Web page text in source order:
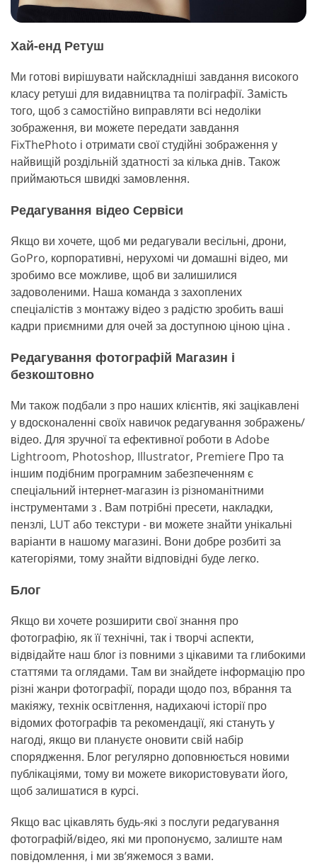
Хай-енд Ретуш
Ми готові вирішувати найскладніші завдання високого
класу ретуші для видавництва та поліграфії. Замість
того, щоб з самостійно виправляти всі недоліки
зображення, ви можете передати завдання
FixThePhoto і отримати свої студійні зображення у
найвищій роздільній здатності за кілька днів. Також
приймаються швидкі замовлення.
Редагування відео Сервіси
Якщо ви хочете, щоб ми редагували весільні, дрони,
GoPro, корпоративні, нерухомі чи домашні відео, ми
зробимо все можливе, щоб ви залишилися
задоволеними. Наша команда з захоплених
спеціалістів з монтажу відео з радістю зробить ваші
кадри приємними для очей за доступною ціною ціна .
Редагування фотографій Магазин і
безкоштовно
Ми також подбали з про наших клієнтів, які зацікавлені
у вдосконаленні своїх навичок редагування зображень/
відео. Для зручної та ефективної роботи в Adobe
Lightroom, Photoshop, Illustrator, Premiere Про та
іншим подібним програмним забезпеченням є
спеціальний інтернет-магазин із різноманітними
інструментами з . Вам потрібні пресети, накладки,
пензлі, LUT або текстури - ви можете знайти унікальні
варіанти в нашому магазині. Вони добре розбиті за
категоріями, тому знайти відповідні буде легко.
Блог
Якщо ви хочете розширити свої знання про
фотографію, як її технічні, так і творчі аспекти,
відвідайте наш блог із повними з цікавими та глибокими
статтями та оглядами. Там ви знайдете інформацію про
різні жанри фотографії, поради щодо поз, вбрання та
макіяжу, технік освітлення, надихаючі історії про
відомих фотографів та рекомендації, які стануть у
нагоді, якщо ви плануєте оновити свій набір
спорядження. Блог регулярно доповнюється новими
публікаціями, тому ви можете використовувати його,
щоб залишатися в курсі.
Якщо вас цікавлять будь-які з послуги редагування
фотографій/відео, які ми пропонуємо, залиште нам
повідомлення, і ми зв’яжемося з вами.